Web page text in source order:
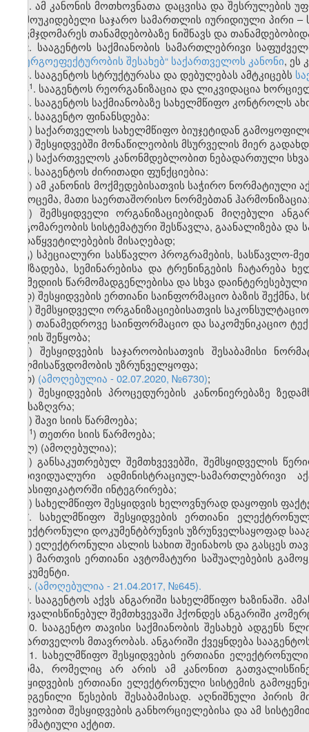
1. ამ კანონის მოთხოვნათა დაცვისა და შესრულების
დამოუკიდებელი საჯარო სამართლის იურიდიული პირი
თავმჯდომარეს თანამდებობაზე ნიშნავს და
2. სააგენტოს საქმიანობის სამართლებრივი
„ენერგოეფექტურობის შესახებ“ საქართველოს კანონი, ეს
3. სააგენტოს სტრუქტურასა და დებულებას ამტკიცებს
3​1. სააგენტოს რეორგანიზაცია და ლიკვიდაცია
4. სააგენტოს საქმიანობაზე სახელმწიფო კონტროლს
5. სააგენტო ფინანსდება:
ა) საქართველოს სახელმწიფო ბიუჯეტიდან
ბ) შესყიდვებში მონაწილეობის მსურველის მიერ
გ) საქართველოს კანონმდებლობით ნებადართული
6. სააგენტოს ძირითადი ფუნქციებია:
ა) ამ კანონის მოქმედებისათვის საჭირო ნორმატიული
გამოცემა, მათი საერთაშორისო ნორმებთან
ბ) შემსყიდველი ორგანიზაციებიდან მიღებული
მდგომარეობის სისტემატური შესწავლა, გაანალიზება
გადაწყვეტილებების მისაღებად;
გ) სპეციალური სასწავლო პროგრამების, სასწავლო-
მომზადება, სემინარებისა და ტრენინგების
მასმედიის წარმომადგენლებისა და სხვა
დ) შესყიდვების ერთიანი საინფორმაციო ბაზის
ე) შემსყიდველი ორგანიზაციებისათვის
ვ) თანამედროვე საინფორმაციო და საკომუნიკაციო
ხელის შეწყობა;
ზ) შესყიდვების საჯაროობისათვის შესაბამისი
ხელმისაწვდომობის უზრუნველყოფა;
თ) (ამოღებულია - 02.07.2020, №6730);
ი) შესყიდვების პროცედურების კანონიერებაზე
განსაზღვრა;
კ) შავი სიის წარმოება;
​1) თეთრი სიის წარმოება;
ლ) (ამოღებულია);
მ) განსაკუთრებულ შემთხვევებში, შემსყიდველის
ინდივიდუალური ადმინისტრაციულ-სამართლებრივი
კლასიფიკატორში ინტეგრირება;
ნ) სახელმწიფო შესყიდვის ხელოვნურად დაყოფის
7. სახელმწიფო შესყიდვების ერთიანი
ელექტრონული დოკუმენტბრუნვის უზრუნველსაყოფად
ა) ელექტრონული ასლის სახით შეინახოს და გასცეს
ბ) მართვის ერთიანი ავტომატური საშუალებების
დოკუმენტი.
8. (ამოღებულია - 21.04.2017, №645).
9. სააგენტოს აქვს ანგარიში სახელმწიფო ხაზინაში.
გათვალისწინებულ შემთხვევაში ჰქონდეს ანგარიში
10. სააგენტო თავისი საქმიანობის შესახებ
საქართველოს მთავრობას. ანგარიში ქვეყნდება
11. სახელმწიფო შესყიდვების ერთიანი
პირმა, რომელიც არ არის ამ კანონით
შესყიდვების ერთიანი ელექტრონული სისტემის
დადგენილი წესების შესაბამისად. აღნიშნული
მეშვეობით შესყიდვების განხორციელებისა და ამ
ნორმატიული აქტით.